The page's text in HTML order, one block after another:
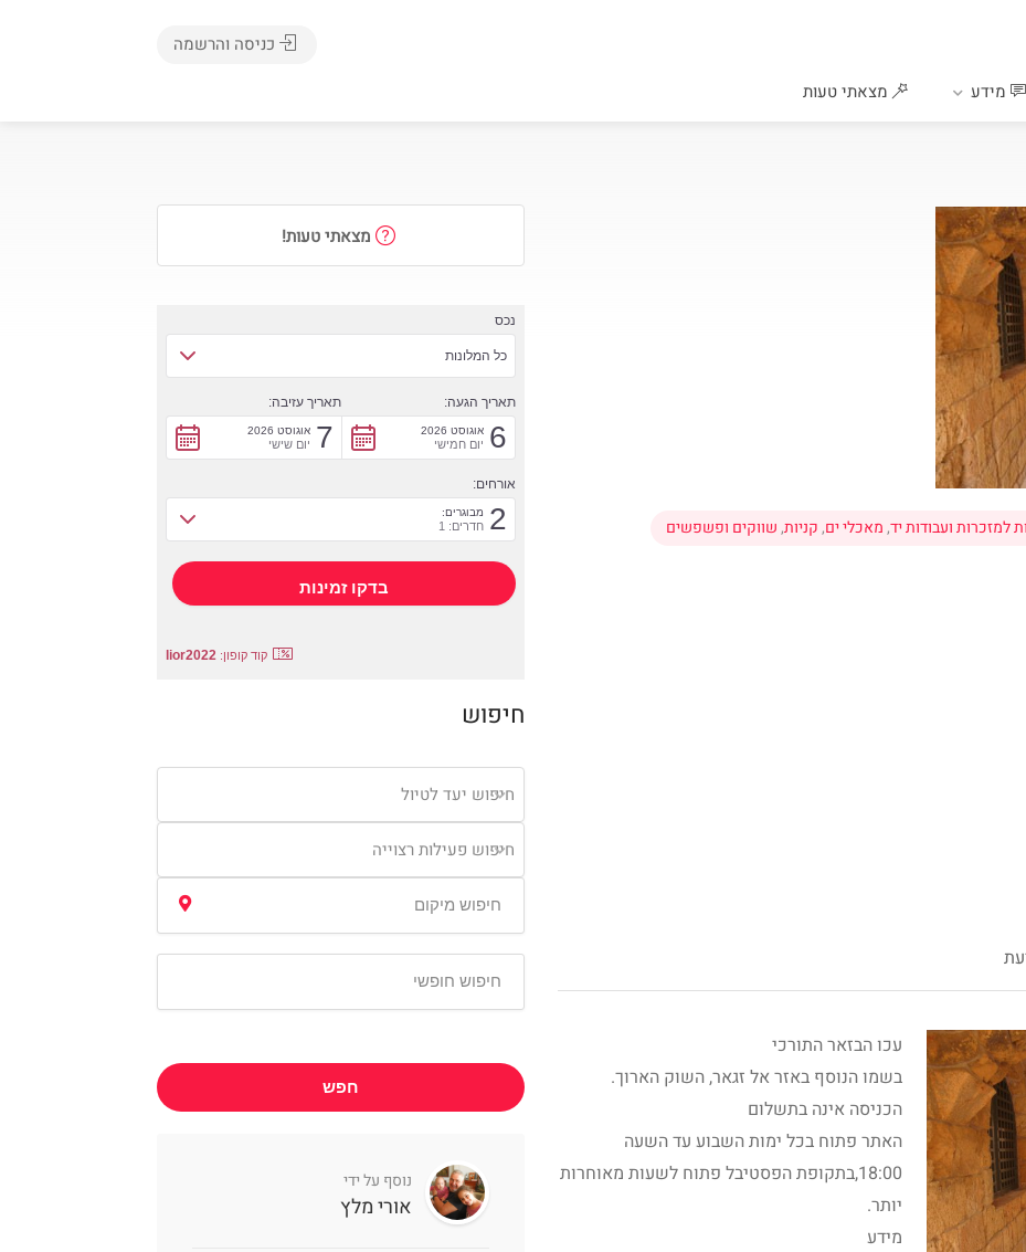
מידע מצאתי טעות
כניסה והרשמה
למזכרות ועבודות יד,מאכלי ים,קניות,שווקים ופשפשים
עכו הבזאר התורכי
בשמו הנוסף באזר אל זגאר, השוק הארוך.
הכניסה אינה בתשלום
האתר פתוח בכל ימות השבוע עד השעה
18:00,בתקופת הפסטיבל פתוח לשעות מאוחרות
יותר.
מידע
מצאתי טעות!
נכס
כל המלונות
תאריך הגעה:
6 אוגוסט 2026
יום חמישי
תאריך עזיבה:
7 אוגוסט 2026
יום שישי
אורחים:
2 מבוגרים:
חדרים: 1
קוד קופון: lior2022
חיפוש
חיפוש יעד לטיול
חיפוש פעילות רצוייה
חפש
נוסף על ידי
אורי מלץ